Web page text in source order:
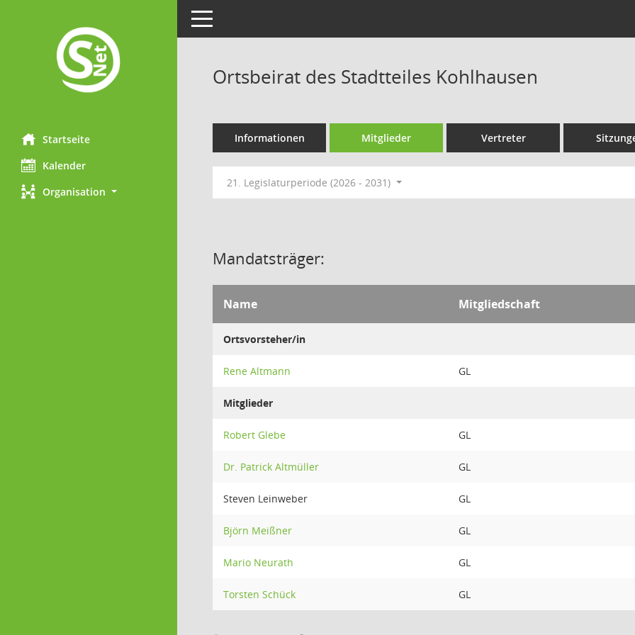
Startseite
Kalender
Organisation
Toggle navigation
Ortsbeirat des Stadtteiles Kohlhausen
Informationen Mitglieder Vertreter
21. Legislaturperiode (2026 - 2031)
Mandatsträger:
Name Mitgliedschaft
Ortsvorsteher/in
Rene Altmann GL
Mitglieder
Robert Glebe GL
Dr. Patrick Altmüller GL
Steven Leinweber GL
Björn Meißner GL
Mario Neurath GL
Torsten Schück GL